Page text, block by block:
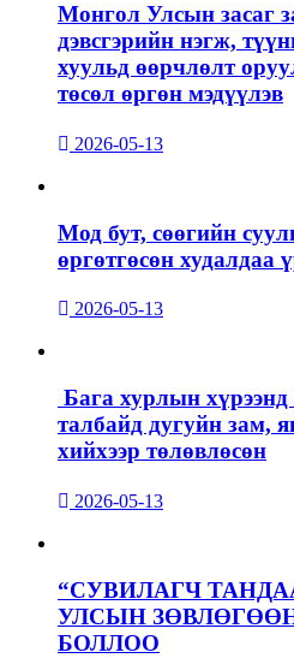
Монгол Улсын засаг
дэвсгэрийн нэгж,
хуульд өөрчлөлт
төсөл өргөн мэдүүлэв
2026-05-13
Мод бут, сөөгийн
өргөтгөсөн худалдаа
2026-05-13
Бага хурлын
талбайд дугуйн зам,
хийхээр төлөвлөсөн
2026-05-13
“СУВИЛАГЧ
УЛСЫН
БОЛЛОО